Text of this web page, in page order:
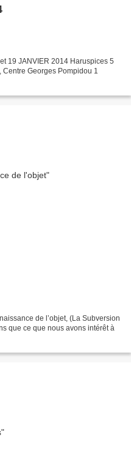
19 JANVIER 2014 Haruspices 5
Georges Pompidou 1
de l’objet, (La Subversion
que ce que nous avons intérêt à